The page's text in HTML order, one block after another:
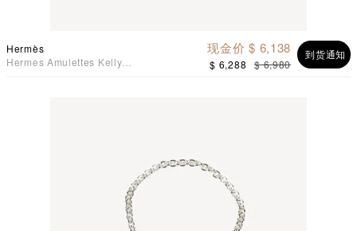
Hermès
Hermes Amulettes Kelly
到货通知
现金价 $ 6,138
$ 6,288 $ 6,980